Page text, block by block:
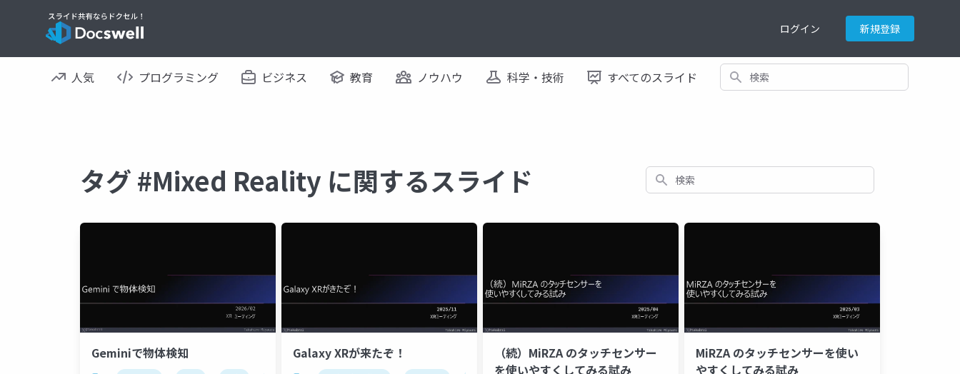
ログイン 新規登録
人気 プログラミング ビジネス 教育 ノウハウ 科学・技術 すべてのスライド 検索
タグ #Mixed Reality に関するスライド 検索
Geminiで物体検知 Galaxy XRが来たぞ！
（続）MiRZA のタッチセンサー
を使いやすくしてみる試み
MiRZA のタッチセンサーを使い
やすくしてみる試み